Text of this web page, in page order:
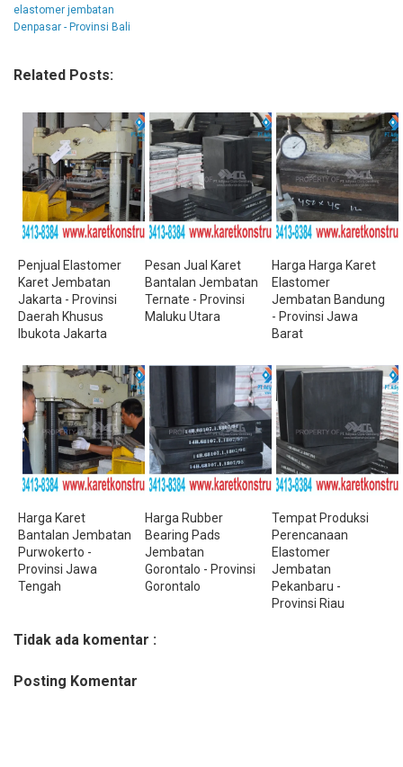
elastomer jembatan
Denpasar - Provinsi Bali
Related Posts:
Penjual Elastomer
Karet Jembatan
Jakarta - Provinsi
Daerah Khusus
Ibukota Jakarta
Pesan Jual Karet
Bantalan Jembatan
Ternate - Provinsi
Maluku Utara
Harga Harga Karet
Elastomer
Jembatan Bandung
- Provinsi Jawa
Barat
Harga Karet
Bantalan Jembatan
Purwokerto -
Provinsi Jawa
Tengah
Harga Rubber
Bearing Pads
Jembatan
Gorontalo - Provinsi
Gorontalo
Tempat Produksi
Perencanaan
Elastomer
Jembatan
Pekanbaru -
Provinsi Riau
Tidak ada komentar :
Posting Komentar